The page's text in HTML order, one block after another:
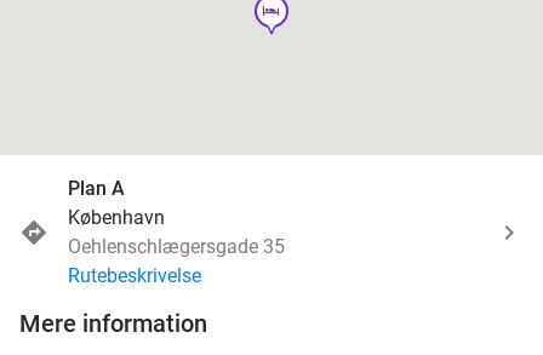
hotel
Plan A
København
Oehlenschlægersgade 35
Rutebeskrivelse
Mere information